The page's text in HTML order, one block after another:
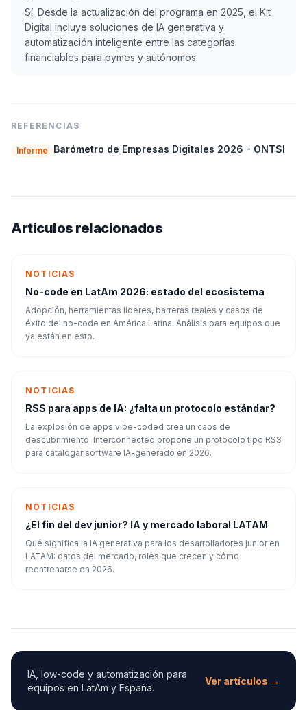
Sí. Desde la actualización del programa en 2025, el Kit
Digital incluye soluciones de IA generativa y
automatización inteligente entre las categorías
financiables para pymes y autónomos.
REFERENCIAS
Informe Barómetro de Empresas Digitales 2026 - ONTSI
Artículos relacionados
NOTICIAS
No-code en LatAm 2026: estado del ecosistema
Adopción, herramientas líderes, barreras reales y casos de
éxito del no-code en América Latina. Análisis para equipos que
ya están en esto.
NOTICIAS
RSS para apps de IA: ¿falta un protocolo estándar?
La explosión de apps vibe-coded crea un caos de
descubrimiento. Interconnected propone un protocolo tipo RSS
para catalogar software IA-generado en 2026.
NOTICIAS
¿El fin del dev junior? IA y mercado laboral LATAM
Qué significa la IA generativa para los desarrolladores junior en
LATAM: datos del mercado, roles que crecen y cómo
reentrenarse en 2026.
IA, low-code y automatización para
equipos en LatAm y España.
Ver artículos →